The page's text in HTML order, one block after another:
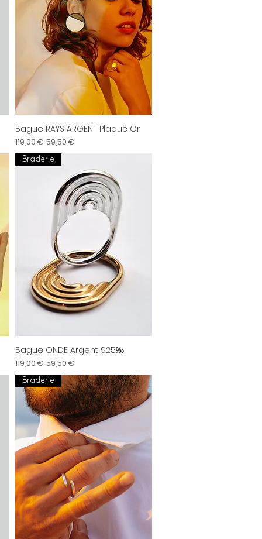
Aperçu rapide
Bague RAYS ARGENT Plaqué Or
Prix original
119,00 € Prix promotionnel
59,50 €
Aperçu rapide
Braderie
Bague ONDE Argent 925‰
Prix original
119,00 € Prix promotionnel
59,50 €
Braderie